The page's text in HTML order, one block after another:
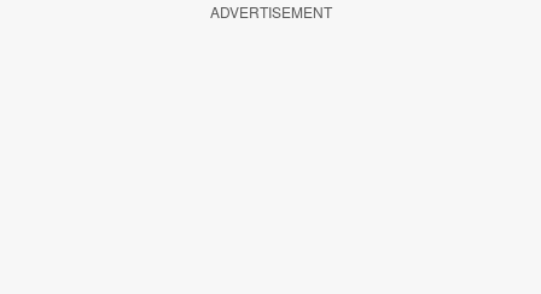
ADVERTISEMENT